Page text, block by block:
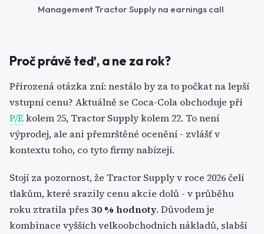
Management Tractor Supply na earnings call
Proč právě teď, a ne za rok?
Přirozená otázka zní: nestálo by za to počkat na lepší
vstupní cenu? Aktuálně se Coca-Cola obchoduje při
P/Ekolem 25, Tractor Supply kolem 22. To není
výprodej, ale ani přemrštěné ocenění - zvlášť v
kontextu toho, co tyto firmy nabízejí.
Stojí za pozornost, že Tractor Supply v roce 2026 čelí
tlakům, které srazily cenu akcie dolů - v průběhu
roku ztratila přes 30 % hodnoty. Důvodem je
kombinace vyšších velkoobchodních nákladů, slabší